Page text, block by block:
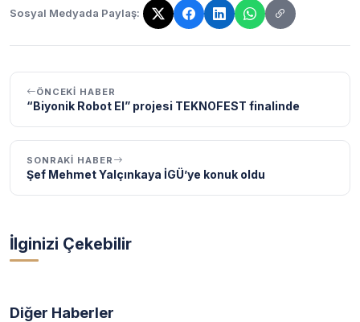
Sosyal Medyada Paylaş:
Bağlantı kopyalandı!
ÖNCEKI HABER
“Biyonik Robot El” projesi TEKNOFEST finalinde
SONRAKI HABER
Şef Mehmet Yalçınkaya İGÜ’ye konuk oldu
İlginizi Çekebilir
Diğer Haberler